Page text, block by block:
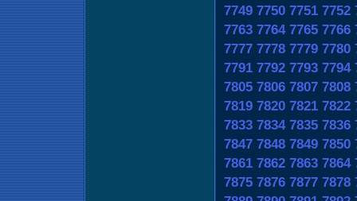
7749 7750 7751 7752
7763 7764 7765 7766
7777 7778 7779 7780
7791 7792 7793 7794
7805 7806 7807 7808
7819 7820 7821 7822
7833 7834 7835 7836
7847 7848 7849 7850
7861 7862 7863 7864
7875 7876 7877 7878